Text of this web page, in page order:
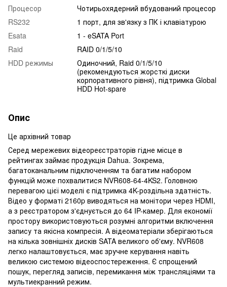
Процесор
Чотирьохядерний вбудований процесор
RS232
1 порт, для зв'язку з ПК і клавіатурою
Esata
1 - eSATA Port
Raid
RAID 0/1/5/10
HDD режимы
Одиночний, Raid 0/1/5/10
(рекомендуються жорсткі диски
корпоративного рівня), підтримка Global
HDD Hot-spare
Опис
Це архівний товар
Серед мережевих відеореєстраторів гідне місце в
рейтингах займає продукція Dahua. Зокрема,
багатоканальним підключенням та багатим набором
функцій може похвалитися NVR608-64-4KS2. Головною
перевагою цієї моделі є підтримка 4K-роздільна здатність.
Відео у форматі 2160p виводяться на монітори через HDMI,
а з реєстратором з'єднується до 64 IP-камер. Для економії
простору використовуються розумні алгоритми включення
запису та якісна компресія. А відеоматеріали зберігаються
на кілька зовнішніх дисків SATA великого об'єму. NVR608
легко налаштовується, має зручне керування навіть
великою системою відеоспостереження. Є спрощений
пошук, перегляд записів, перемикання між трансляціями та
мультиекранний режим.